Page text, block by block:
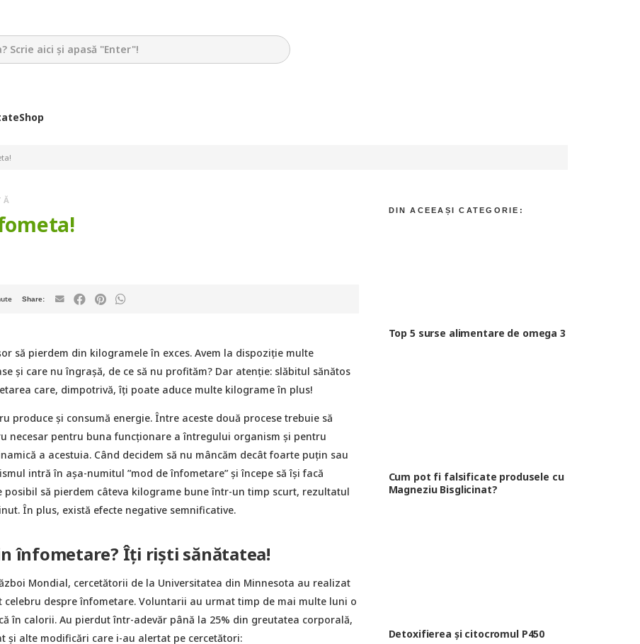
Shop
să pierdem din kilogramele în exces. Avem la dispoziție multe
și care nu îngrașă, de ce să nu profităm? Dar atenție: slăbitul sănătos
care, dimpotrivă, îți poate aduce multe kilograme în plus!
produce și consumă energie. Între aceste două procese trebuie să
necesar pentru buna funcționare a întregului organism și pentru
a acestuia. Când decidem să nu mâncăm decât foarte puțin sau
intră în așa-numitul ”mod de înfometare” şi începe să îşi facă
posibil să pierdem câteva kilograme bune într-un timp scurt, rezultatul
În plus, există efecte negative semnificative.
înfometare? Îți riști sănătatea!
Mondial, cercetătorii de la Universitatea din Minnesota au realizat
celebru despre înfometare. Voluntarii au urmat timp de mai multe luni o
în calorii. Au pierdut într-adevăr până la 25% din greutatea corporală,
și alte modificări care i-au alertat pe cercetători:
Top 5 surse alimentare de omega 3
Cum pot fi falsificate produsele cu
Magneziu Bisglicinat?
Detoxifierea și citocromul P450